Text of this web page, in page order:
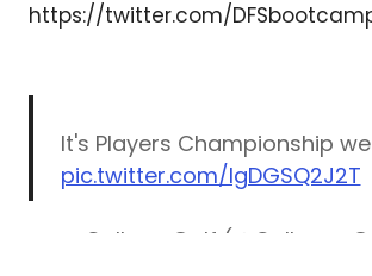
https://twitter.com/
It's Players Championship
pic.twitter.com/lgDGSQ2J2T
— College Golf